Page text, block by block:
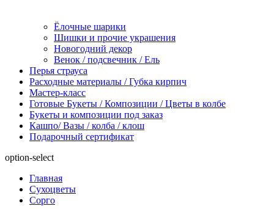
Ёлочные шарики
Шишки и прочие украшения
Новогодний декор
Венок / подсвечник / Ель
Перья страуса
Расходные материалы / Губка кирпич
Мастер-класс
Готовые Букеты / Композиции / Цветы в колбе
Букеты и композиции под заказ
Кашпо/ Вазы / колба / клош
Подарочный сертификат
option-select
Главная
Сухоцветы
Сорго